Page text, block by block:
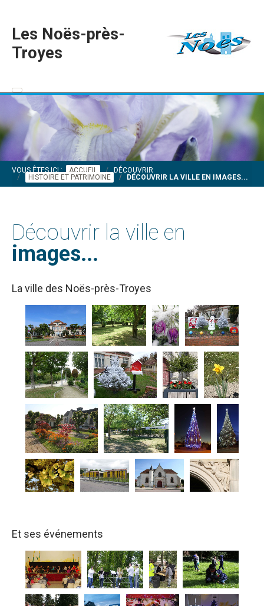
Les Noës-près-
Troyes
VOUS ÊTES ICI : ACCUEIL
DÉCOUVRIR
HISTOIRE ET PATRIMOINE
DÉCOUVRIR LA VILLE EN IMAGES...
Découvrir la ville en
images...
La ville des Noës-près-Troyes
Et ses événements